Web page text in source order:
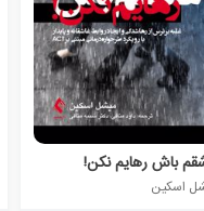
باش رهایم نکن!
اسکین